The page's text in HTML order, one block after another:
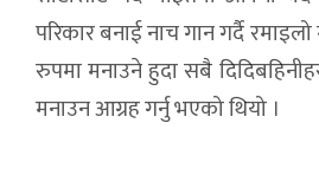
परिकार बनाई नाच गान गर्दै
रुपमा मनाउने हुदा सबै
मनाउन आग्रह गर्नु भएको थियो ।